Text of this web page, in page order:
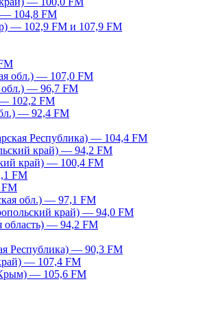
104,8 FM
— 102,9 FM и 107,9 FM
обл.) — 107,0 FM
обл.) — 96,7 FM
102,2 FM
— 92,4 FM
Республика) — 104,4 FM
край) — 94,2 FM
край) — 100,4 FM
FM
обл.) — 97,1 FM
край) — 94,0 FM
область) — 94,2 FM
Республика) — 90,3 FM
— 107,4 FM
— 105,6 FM